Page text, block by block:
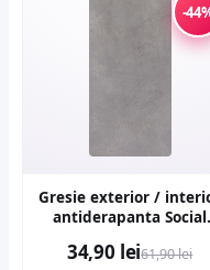
-
Gresie exterior /
antiderapanta Social
aspect ciment
34,90 lei61,90 lei